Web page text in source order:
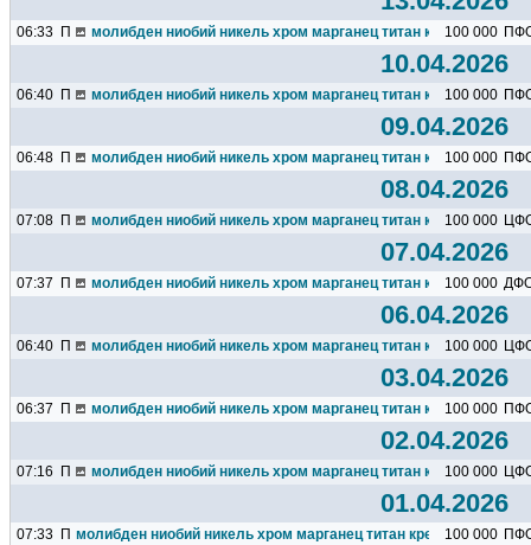
06:33 П молибден ниобий никель хром марганец титан кремний чугун
100 000
10.04.2026
06:40 П молибден ниобий никель хром марганец титан кремний чугун
100 000
09.04.2026
06:48 П молибден ниобий никель хром марганец титан кремний чугун
100 000
08.04.2026
07:08 П молибден ниобий никель хром марганец титан кремний чугун
100 000
07.04.2026
07:37 П молибден ниобий никель хром марганец титан кремний чугун
100 000
06.04.2026
06:40 П молибден ниобий никель хром марганец титан кремний чугун
100 000
03.04.2026
06:37 П молибден ниобий никель хром марганец титан кремний чугун
100 000
02.04.2026
07:16 П молибден ниобий никель хром марганец титан кремний чугун
100 000
01.04.2026
07:33 П молибден ниобий никель хром марганец титан кремний чугун
100 000